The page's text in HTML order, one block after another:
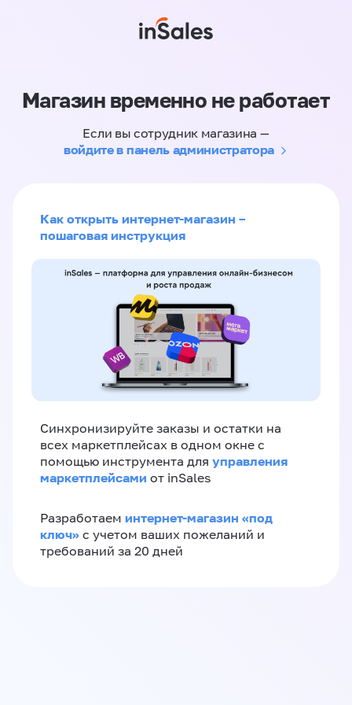
Магазин временно не работает
Если вы сотрудник магазина —
войдите в панель администратора
Как открыть интернет-магазин –
пошаговая инструкция
Синхронизируйте заказы и остатки на
всех маркетплейсах в одном окне с
помощью инструмента для управления
маркетплейсами от inSales
Разработаем интернет-магазин «‎под
ключ»‎ с учетом ваших пожеланий и
требований за 20 дней